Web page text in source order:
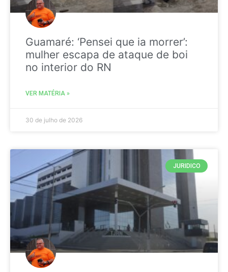
Guamaré: ‘Pensei que ia morrer’:
mulher escapa de ataque de boi
no interior do RN
VER MATÉRIA »
30 de julho de 2026
JURIDICO